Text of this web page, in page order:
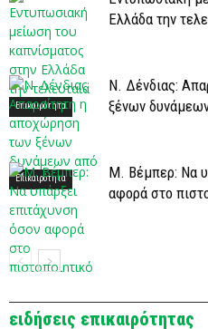
Επικαιρότητα
Ελλάδα την
Επικαιρότητα
Ν. Δένδιας:
ξένων
Μ. Βέμπερ: Να
αφορά στο
ειδήσεις επικαιρότητας